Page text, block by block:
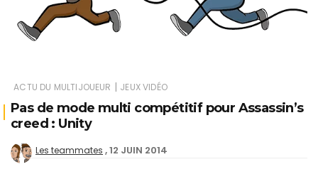
ACTU DU MULTIJOUEUR | JEUX VIDÉO
Pas de mode multi compétitif pour Assassin’s
creed : Unity
Les teammates 12 JUIN 2014